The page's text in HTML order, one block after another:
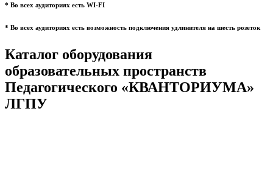
* Во всех аудиториях есть WI-FI
* Во всех аудиториях есть возможность подключения удлинителя на шесть розеток
Каталог оборудования
образовательных пространств
Педагогического «КВАНТОРИУМА»
ЛГПУ